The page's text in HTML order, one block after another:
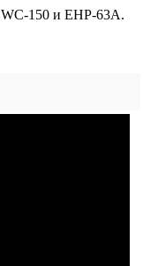
150 и EHP-63A.